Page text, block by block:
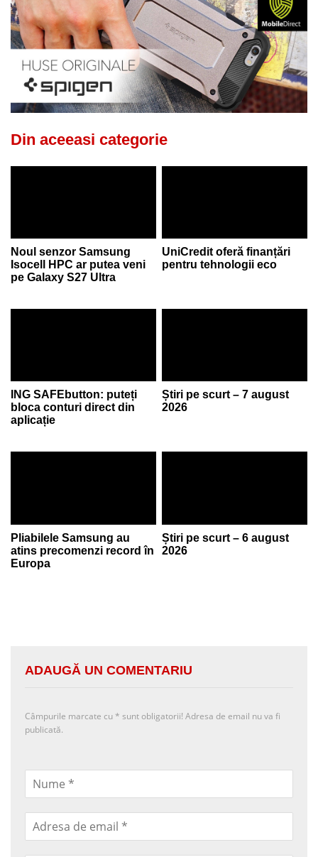
Din aceeasi categorie
Noul senzor Samsung
Isocell HPC ar putea veni
pe Galaxy S27 Ultra
UniCredit oferă finanțări
pentru tehnologii eco
ING SAFEbutton: puteți
bloca conturi direct din
aplicație
Știri pe scurt – 7 august
2026
Pliabilele Samsung au
atins precomenzi record în
Europa
Știri pe scurt – 6 august
2026
ADAUGĂ UN COMENTARIU
Câmpurile marcate cu * sunt obligatorii! Adresa de email nu va fi
publicată.